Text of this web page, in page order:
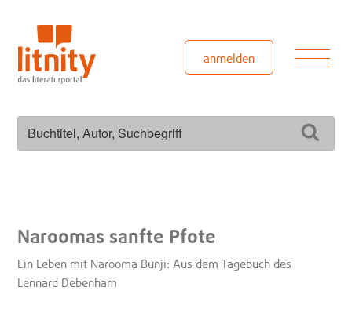
springen
anmelden
Naroomas sanfte Pfote
Ein Leben mit Narooma Bunji: Aus dem Tagebuch des
Lennard Debenham